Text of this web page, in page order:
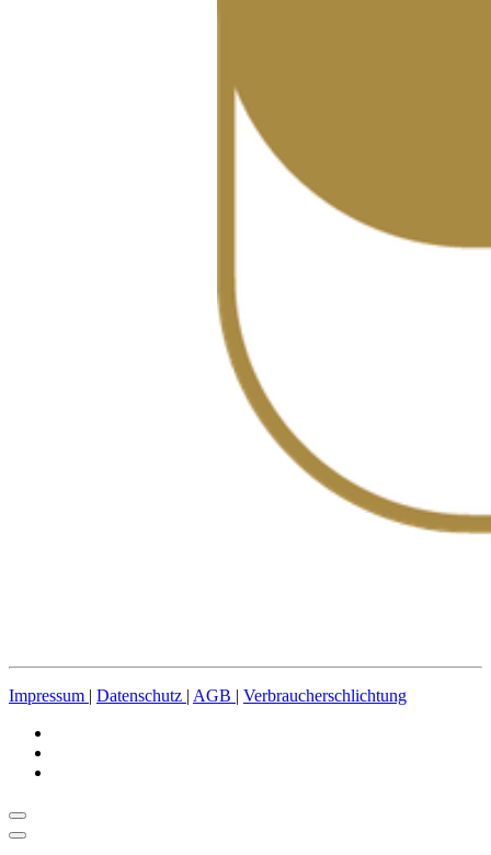
Impressum | Datenschutz | AGB | Verbraucherschlichtung